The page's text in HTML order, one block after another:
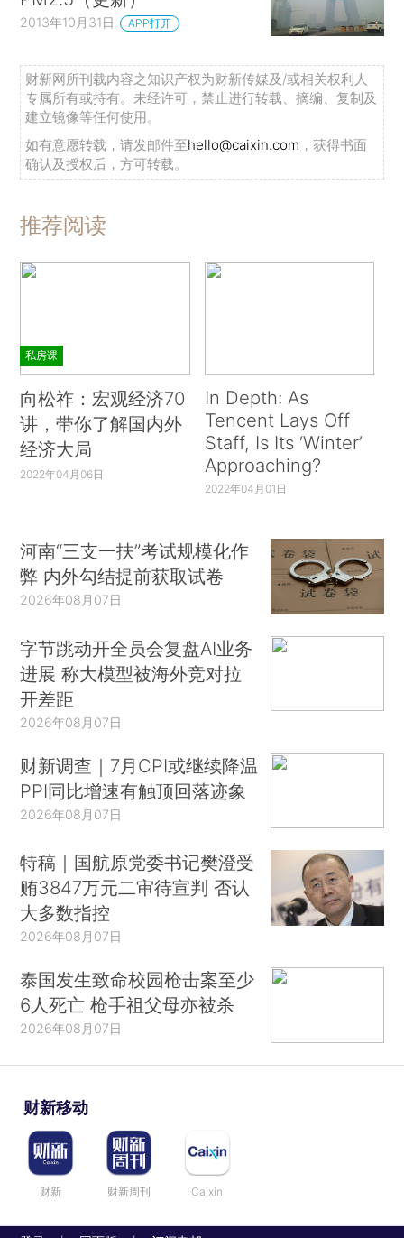
2013年10月31日 APP打开
财新网所刊载内容之知识产权为财新传媒及/或相关权利人
专属所有或持有。未经许可，禁止进行转载、摘编、复制及
建立镜像等任何使用。
如有意愿转载，请发邮件至hello@caixin.com ，获得书面
确认及授权后，方可转载。
推荐阅读
私房课
向松祚：宏观经济70
讲，带你了解国内外
经济大局
2022年04月06日
In Depth: As
Tencent Lays Off
Staff, Is Its ‘Winter’
Approaching?
2022年04月01日
河南“三支一扶”考试规模化作
弊 内外勾结提前获取试卷
2026年08月07日
字节跳动开全员会复盘AI业务
进展 称大模型被海外竞对拉
开差距
2026年08月07日
财新调查｜7月CPI或继续降温
PPI同比增速有触顶回落迹象
2026年08月07日
特稿｜国航原党委书记樊澄受
贿3847万元二审待宣判 否认
大多数指控
2026年08月07日
泰国发生致命校园枪击案至少
6人死亡 枪手祖父母亦被杀
2026年08月07日
财新移动
财新 财新周刊 Caixin